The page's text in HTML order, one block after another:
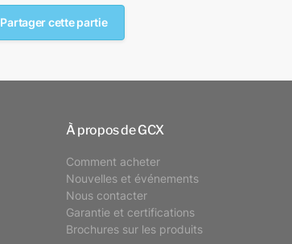
Partager cette partie
À propos de GCX
Comment acheter
Nouvelles et événements
Nous contacter
Garantie et certifications
Brochures sur les produits